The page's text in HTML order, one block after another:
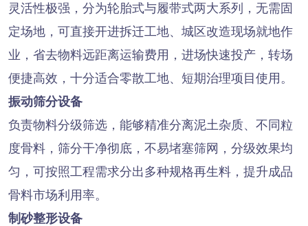
灵活性极强，分为轮胎式与履带式两大系列，无需固
定场地，可直接开进拆迁工地、城区改造现场就地作
业，省去物料远距离运输费用，进场快速投产，转场
便捷高效，十分适合零散工地、短期治理项目使用。
振动筛分设备
负责物料分级筛选，能够精准分离泥土杂质、不同粒
度骨料，筛分干净彻底，不易堵塞筛网，分级效果均
匀，可按照工程需求分出多种规格再生料，提升成品
骨料市场利用率。
制砂整形设备